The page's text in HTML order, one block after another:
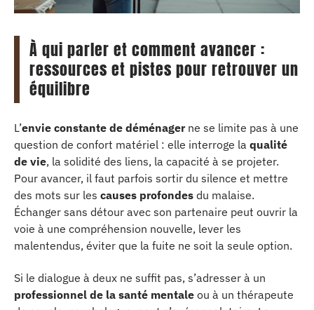
À qui parler et comment avancer :
ressources et pistes pour retrouver un
équilibre
L’envie constante de déménagerne se limite pas à une
question de confort matériel : elle interroge la qualité
de vie, la solidité des liens, la capacité à se projeter.
Pour avancer, il faut parfois sortir du silence et mettre
des mots sur les causes profondes du malaise.
Échanger sans détour avec son partenaire peut ouvrir la
voie à une compréhension nouvelle, lever les
malentendus, éviter que la fuite ne soit la seule option.
Si le dialogue à deux ne suffit pas, s’adresser à un
professionnel de la santé mentale ou à un thérapeute